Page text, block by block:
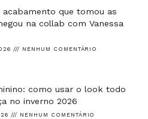
acabamento que tomou as
na collab com Vanessa
NENHUM COMENTÁRIO
como usar o look todo
no inverno 2026
NENHUM COMENTÁRIO